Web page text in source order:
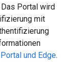
Portal wird
mit
und Edge.